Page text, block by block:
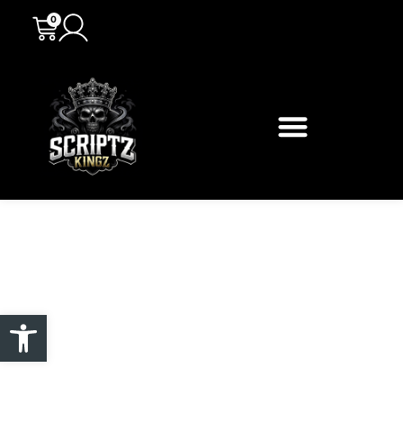
Abrir barra de herramientas
0